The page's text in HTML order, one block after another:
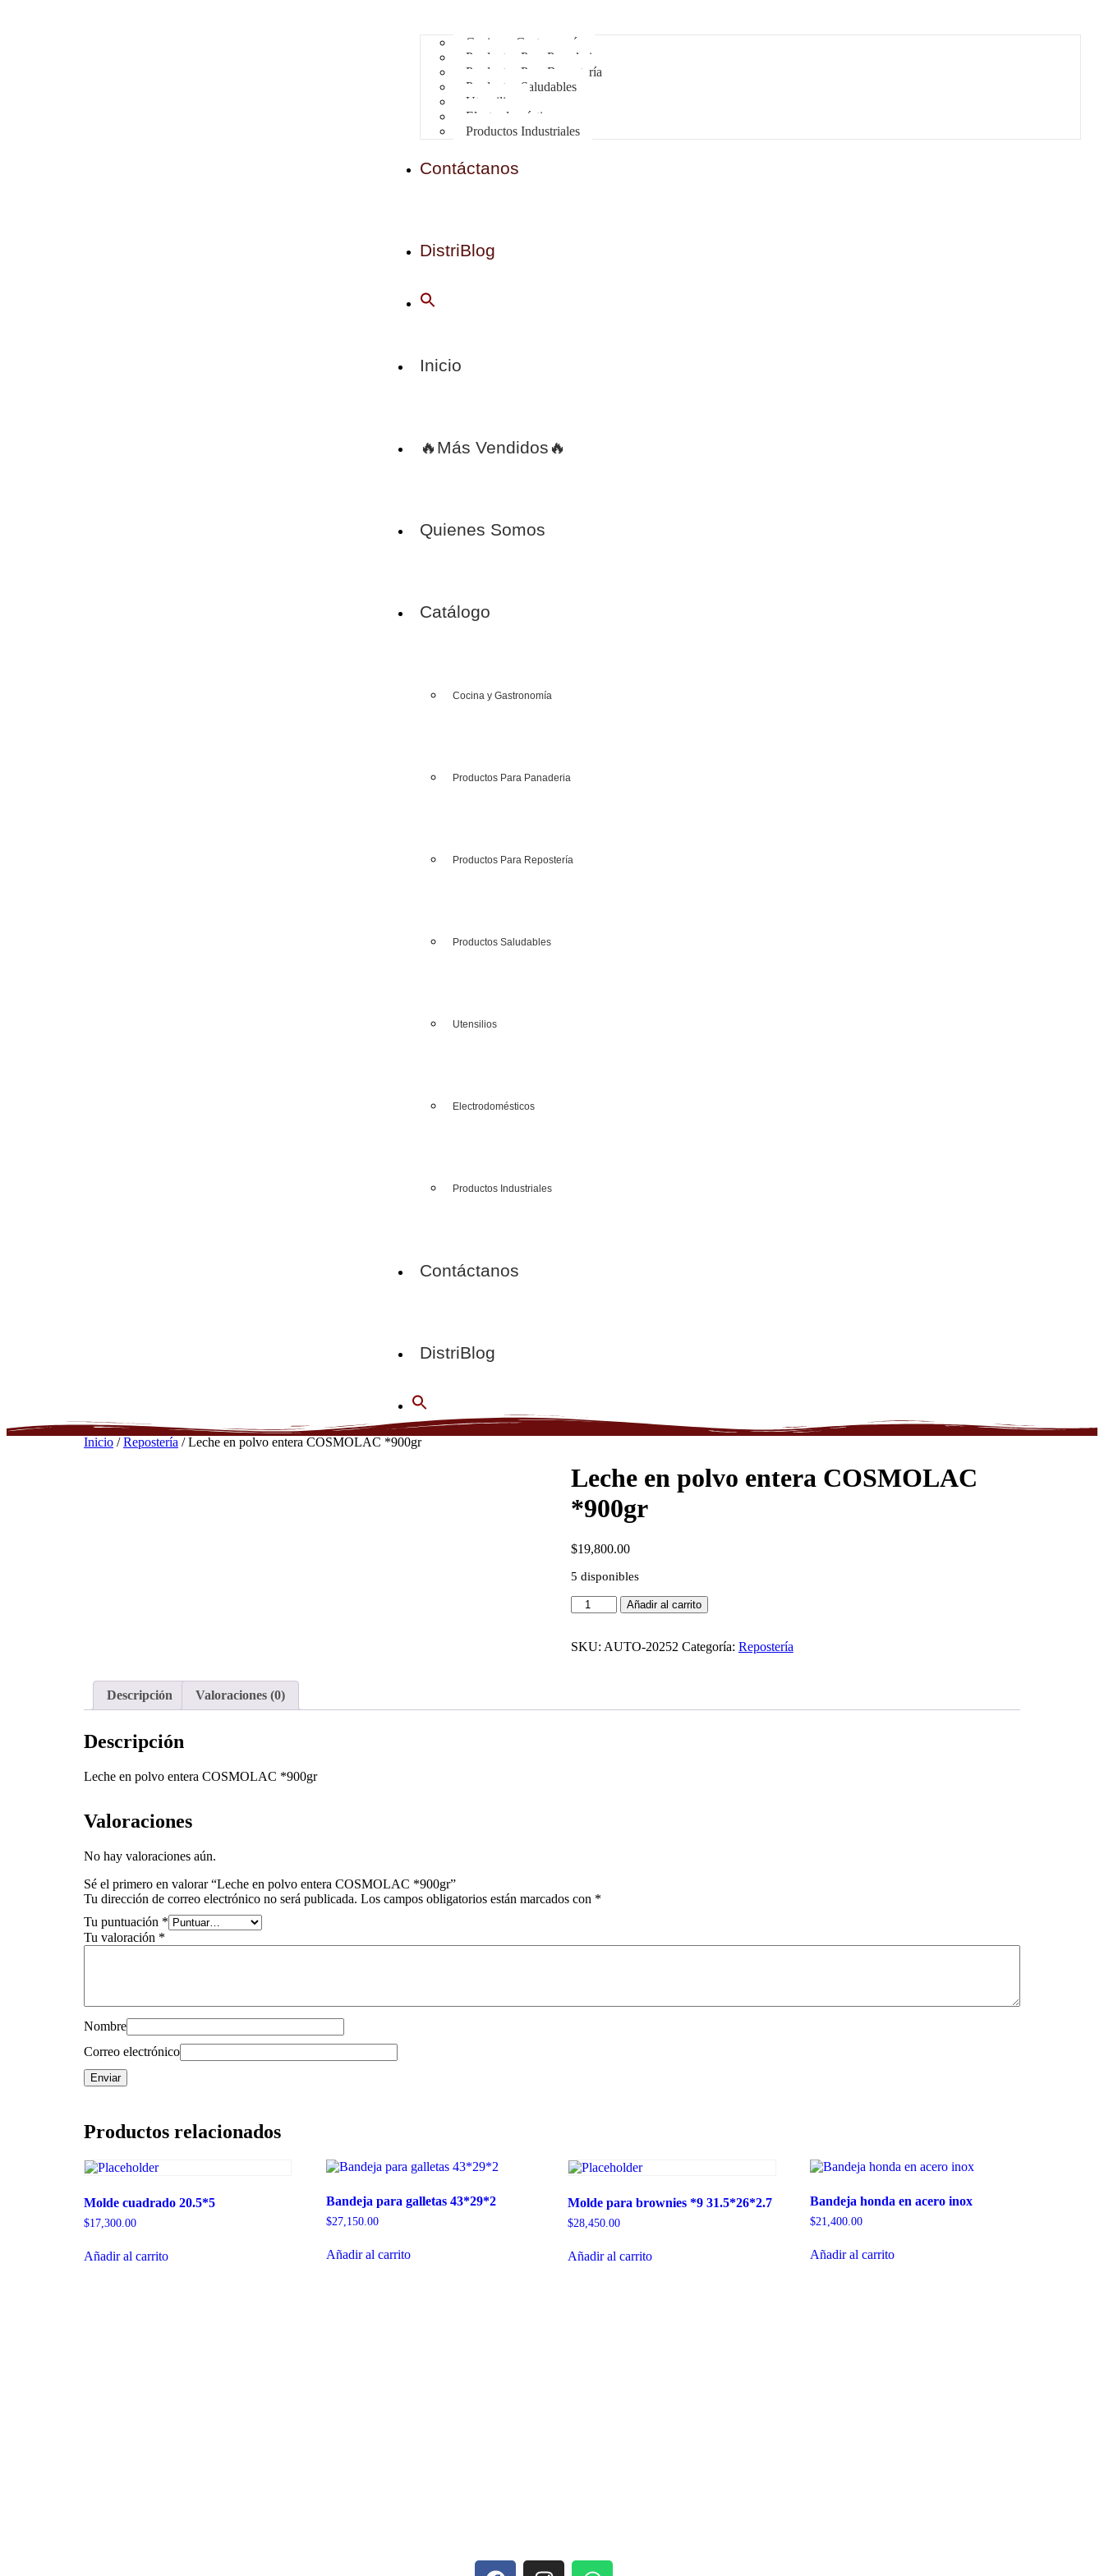
Cocina y Gastronomía
Productos Para Panaderia
Productos Para Repostería
Productos Saludables
Utensilios
Electrodomésticos
Productos Industriales
Contáctanos
DistriBlog
Inicio
🔥Más Vendidos🔥
Quienes Somos
Catálogo
Cocina y Gastronomía
Productos Para Panaderia
Productos Para Repostería
Productos Saludables
Utensilios
Electrodomésticos
Productos Industriales
Contáctanos
DistriBlog
Inicio /Repostería / Leche en polvo entera COSMOLAC *900gr
Leche en polvo entera COSMOLAC
*900gr
$19,800.00
5 disponibles
Añadir al carrito
SKU: AUTO-20252 Categoría: Repostería
Descripción Valoraciones (0)
Descripción
Leche en polvo entera COSMOLAC *900gr
Valoraciones
No hay valoraciones aún.
Sé el primero en valorar “Leche en polvo entera COSMOLAC *900gr”
Tu dirección de correo electrónico no será publicada. Los campos obligatorios están marcados con *
Tu puntuación *
Tu valoración *
Nombre
Correo electrónico
Productos relacionados
Molde cuadrado 20.5*5
$17,300.00
Añadir al carrito
Bandeja para galletas 43*29*2
$27,150.00
Añadir al carrito
Molde para brownies *9 31.5*26*2.7
$28,450.00
Añadir al carrito
Bandeja honda en acero inox
$21,400.00
Añadir al carrito